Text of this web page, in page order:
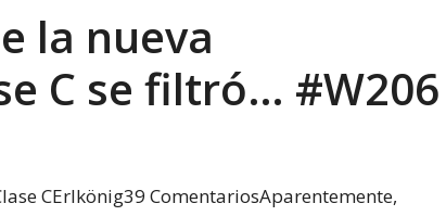
la nueva
C se filtró… #W206
CErlkönig39 ComentariosAparentemente,